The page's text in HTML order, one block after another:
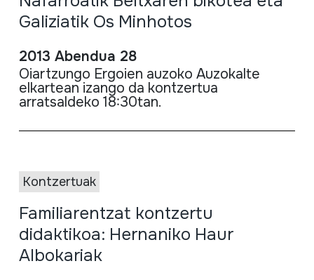
Galiziatik Os Minhotos
2013 Abendua 28
Oiartzungo Ergoien auzoko Auzokalte
elkartean izango da kontzertua
arratsaldeko 18:30tan.
Kontzertuak
Familiarentzat kontzertu
didaktikoa: Hernaniko Haur
Albokariak